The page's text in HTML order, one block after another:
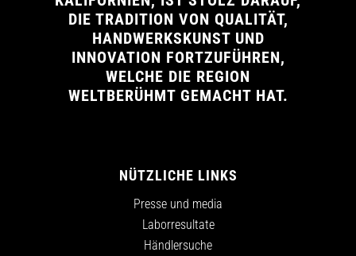
DIE TRADITION VON QUALITÄT,
HANDWERKSKUNST UND
INNOVATION FORTZUFÜHREN,
WELCHE DIE REGION
WELTBERÜHMT GEMACHT HAT.
NÜTZLICHE LINKS
Presse und media
Laborresultate
Händlersuche